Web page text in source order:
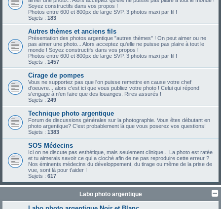
Soyez constructifs dans vos propos !
Photos entre 600 et 800px de large SVP. 3 photos maxi par fil !
Sujets : 183
Autres thèmes et anciens fils
Présentation des photos argentique "autres thèmes" ! On peut aimer ou ne
pas aimer une photo... Alors acceptez qu'elle ne puisse pas plaire à tout le
monde ! Soyez constructifs dans vos propos !
Photos entre 600 et 800px de large SVP. 3 photos maxi par fil !
Sujets : 1457
Cirage de pompes
Vous ne supportez pas que l'on puisse remettre en cause votre chef
d'oeuvre... alors c'est ici que vous publiez votre photo ! Celui qui répond
s'engage à n'en faire que des louanges. Rires assurés !
Sujets : 249
Technique photo argentique
Forum de discussions générales sur la photographie. Vous êtes débutant en
photo argentique? C'est probablement là que vous poserez vos questions!
Sujets : 1383
SOS Médecins
Ici on ne discute pas esthétique, mais seulement clinique... La photo est ratée
et tu aimerais savoir ce qui a cloché afin de ne pas reproduire cette erreur ?
Nos éminents médecins du développement, du tirage ou même de la prise de
vue, sont là pour t'aider !
Sujets : 617
Labo photo argentique